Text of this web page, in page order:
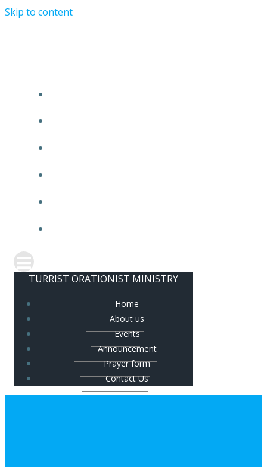
Skip to content
TURRIST ORATIONIST MINISTRY
Home
About us
Events
Announcement
Prayer form
Contact Us